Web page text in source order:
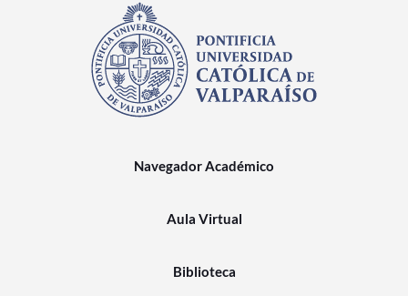
Navegador Académico
Aula Virtual
Biblioteca